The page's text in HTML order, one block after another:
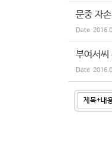
문중 자
Date
부여서씨
Date